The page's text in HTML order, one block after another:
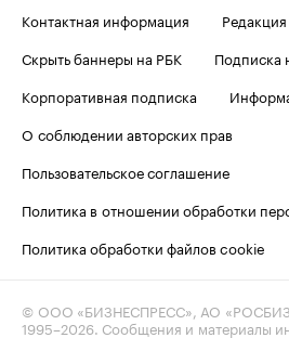
Контактная информация
Редакция
Скрыть баннеры на РБК
Подписка
Корпоративная подписка
О соблюдении авторских прав
Пользовательское соглашение
Политика в отношении обработки
Политика обработки файлов cookie
© ООО «БИЗНЕСПРЕСС», АО
1995–2026. Сообщения и материалы